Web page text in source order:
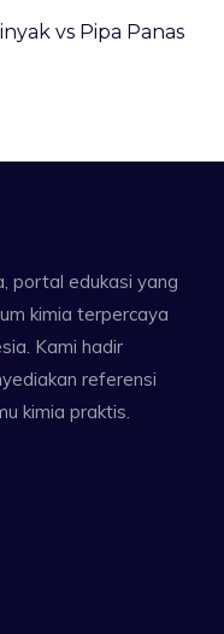
vs Pipa Panas
portal edukasi yang
kimia terpercaya
Kami hadir
referensi
kimia praktis.